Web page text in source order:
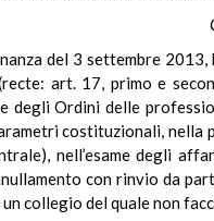
del 3 settembre
art. 17, primo e
degli Ordini delle
costituzionali,
nell’esame degli
con rinvio da
collegio del quale non